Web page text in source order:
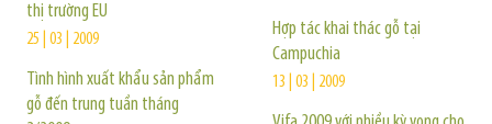
thị trường EU
25 | 03 | 2009
Tình hình xuất khẩu sản phẩm
gỗ đến trung tuần tháng
Hợp tác khai thác gỗ tại
Campuchia
13 | 03 | 2009